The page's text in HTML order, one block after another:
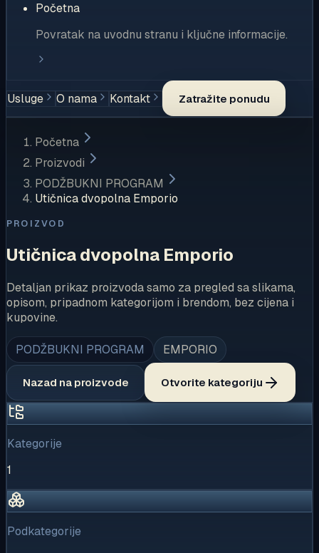
Početna
Povratak na uvodnu stranu i ključne informacije.
Usluge O nama Kontakt Zatražite ponudu
Početna
Proizvodi
PODŽBUKNI PROGRAM
Utičnica dvopolna Emporio
PROIZVOD
Utičnica dvopolna Emporio
Detaljan prikaz proizvoda samo za pregled sa slikama,
opisom, pripadnom kategorijom i brendom, bez cijena i
kupovine.
PODŽBUKNI PROGRAM EMPORIO
Nazad na proizvode Otvorite kategoriju
Kategorije
1
Podkategorije